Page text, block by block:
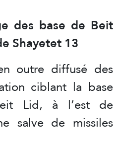
des base de Beit
Shayetet 13
outre diffusé des
ciblant la base
Lid, à l’est de
salve de missiles